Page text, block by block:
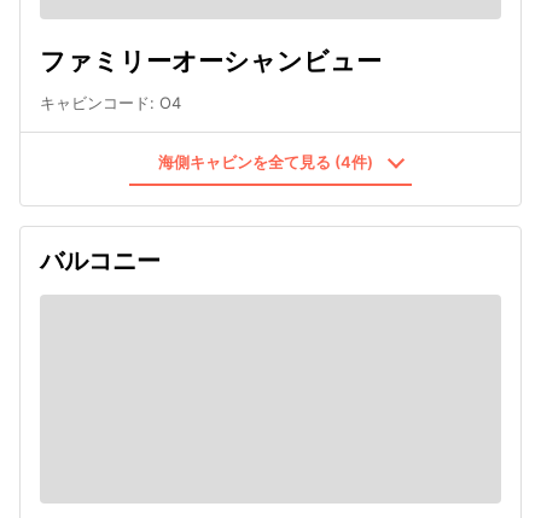
ファミリーオーシャンビュー
キャビンコード: O4
海側キャビンを全て見る (4件)
バルコニー